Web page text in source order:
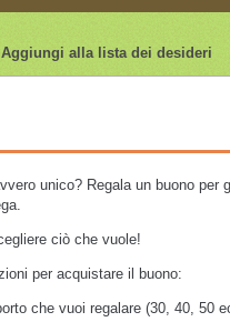
Aggiungi alla lista dei desideri
unico? Regala un buono per
ciò che vuole!
per acquistare il buono:
che vuoi regalare (30, 40, 50